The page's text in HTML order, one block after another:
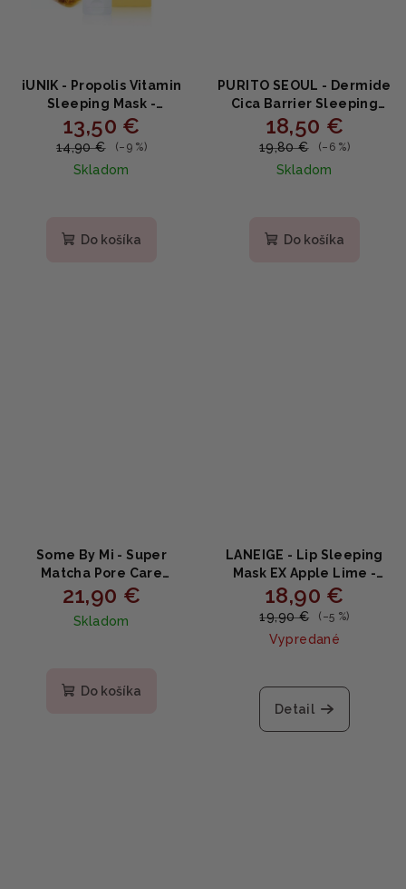
iUNIK - Propolis Vitamin
Sleeping Mask -
vitamínová nočná maska
s propolisom 60ml
13,50 €
14,90 € (–9 %)
Skladom
Do košíka
PURITO SEOUL - Dermide
Cica Barrier Sleeping
Pack - Nočná maska 80ml
18,50 €
19,80 € (–6 %)
Skladom
Do košíka
Some By Mi - Super
Matcha Pore Care
Starter Kit - Super
Matcha sada pre
starostlivosť o póry 4ks
21,90 €
Skladom
Do košíka
LANEIGE - Lip Sleeping
Mask EX Apple Lime -
Nočná maska na pery
20g
18,90 €
19,90 € (–5 %)
Vypredané
Detail